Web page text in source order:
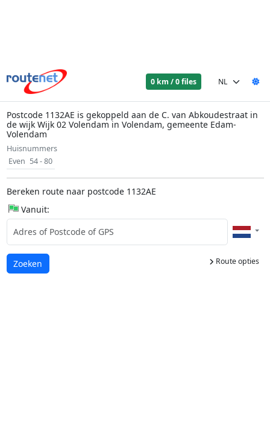
0 km / 0 files
Postcode 1132AE is gekoppeld aan de C. van Abkoudestraat in
de wijk Wijk 02 Volendam in Volendam, gemeente Edam-
Volendam
Huisnummers
Even 54 - 80
Bereken route naar postcode 1132AE
Vanuit:
Route opties
Laden...
Zoeken